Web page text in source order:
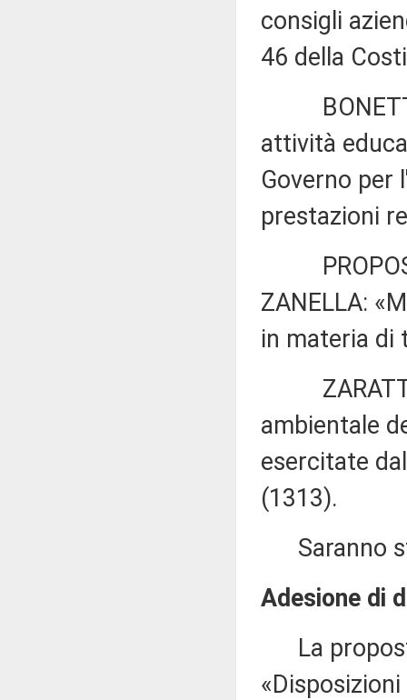
consigli
46 della
BONETTI:
attività
Governo per
prestazioni
ZANELLA:
in materia di
ZARATTI:
ambientale
esercitate
(1313).
Saranno
Adesione di
La